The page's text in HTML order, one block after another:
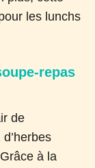
les lunchs
repas
de
à la